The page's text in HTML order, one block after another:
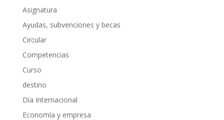
Asignatura
Ayudas, subvenciones y becas
Circular
Competencias
Curso
destino
Día Internacional
Economía y empresa